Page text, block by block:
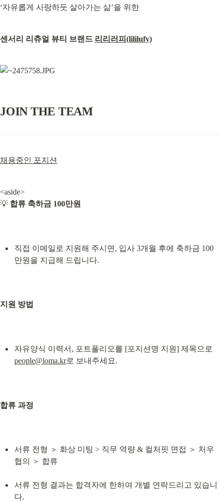
‘자유롭게 사랑하듯 살아가는 삶’을 위한
센서리 리츄얼 뷰티 브랜드 리리러피(lililufy)
JOIN THE TEAM
채용중인 포지션
<aside>
💡 합류 축하금 100만원
직접 이메일로 지원해 주시면, 입사 3개월 후에 축하금 100
만원을 지급해 드립니다.
지원 방법
people@loma.kr로 보내주세요.
합류 과정
서류 전형 ＞ 화상 미팅 > 직무 역량 & 컬처핏 면접 ＞ 처우
협의 ＞ 합류
서류 전형 결과는 합격자에 한하여 개별 연락드리고 있습니
다.